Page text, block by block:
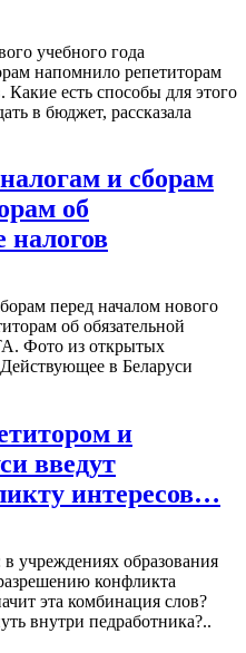
учебного года
напомнило репетиторам
Какие есть способы для этого
в бюджет, рассказала
и сборам
об
налогов
перед началом нового
об обязательной
Фото из открытых
в Беларуси
и
введут
интересов…
учреждениях образования
конфликта
эта комбинация слов?
внутри педработника?..